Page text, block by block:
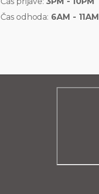
Čas odhoda: 6AM - 11AM